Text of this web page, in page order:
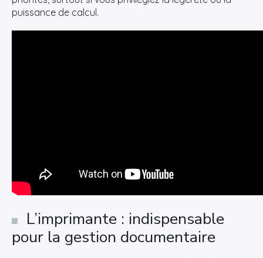
puissance de calcul.
L’imprimante : indispensable
pour la gestion documentaire